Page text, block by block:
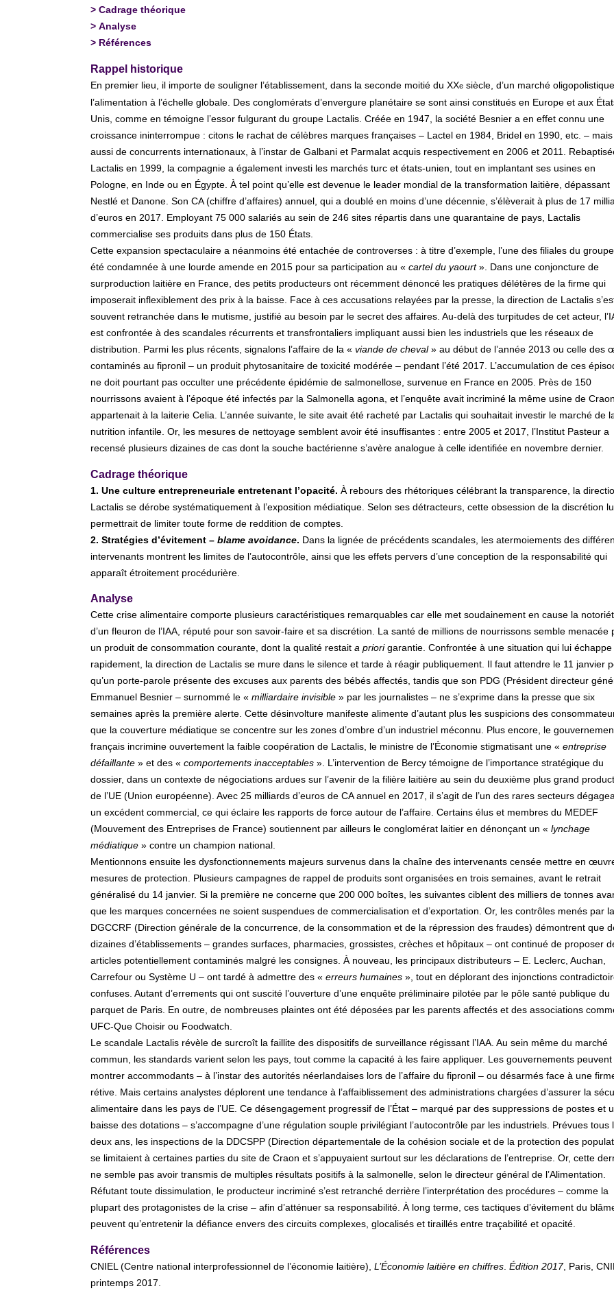
> Cadrage théorique
> Analyse
> Références
Rappel historique
En premier lieu, il importe de souligner l’établissement, dans la seconde moitié du XXe siècle, d’un marché
l’alimentation à l’échelle globale. Des conglomérats d’envergure planétaire se sont ainsi constitués en Europe et aux
Unis, comme en témoigne l’essor fulgurant du groupe Lactalis. Créée en 1947, la société Besnier a en effet connu une
croissance ininterrompue : citons le rachat de célèbres marques françaises – Lactel en 1984, Bridel en 1990, etc. – mais
aussi de concurrents internationaux, à l’instar de Galbani et Parmalat acquis respectivement en 2006 et 2011.
Lactalis en 1999, la compagnie a également investi les marchés turc et états-unien, tout en implantant ses usines en
Pologne, en Inde ou en Égypte. À tel point qu’elle est devenue le leader mondial de la transformation laitière, dépassant
Nestlé et Danone. Son CA (chiffre d’affaires) annuel, qui a doublé en moins d’une décennie, s’élèverait à plus de 17
d’euros en 2017. Employant 75 000 salariés au sein de 246 sites répartis dans une quarantaine de pays, Lactalis
commercialise ses produits dans plus de 150 États.
Cette expansion spectaculaire a néanmoins été entachée de controverses : à titre d’exemple, l’une des filiales du
été condamnée à une lourde amende en 2015 pour sa participation au « cartel du yaourt». Dans une conjoncture de
surproduction laitière en France, des petits producteurs ont récemment dénoncé les pratiques délétères de la firme qui
imposerait inflexiblement des prix à la baisse. Face à ces accusations relayées par la presse, la direction de Lactalis
souvent retranchée dans le mutisme, justifié au besoin par le secret des affaires. Au-delà des turpitudes de cet acteur,
est confrontée à des scandales récurrents et transfrontaliers impliquant aussi bien les industriels que les réseaux de
distribution. Parmi les plus récents, signalons l’affaire de la « viande de cheval» au début de l’année 2013 ou celle des
contaminés au fipronil – un produit phytosanitaire de toxicité modérée – pendant l’été 2017. L’accumulation de ces
ne doit pourtant pas occulter une précédente épidémie de salmonellose, survenue en France en 2005. Près de 150
nourrissons avaient à l’époque été infectés par la Salmonella agona, et l’enquête avait incriminé la même usine de
appartenait à la laiterie Celia. L’année suivante, le site avait été racheté par Lactalis qui souhaitait investir le marché de
nutrition infantile. Or, les mesures de nettoyage semblent avoir été insuffisantes : entre 2005 et 2017, l’Institut Pasteur a
recensé plusieurs dizaines de cas dont la souche bactérienne s’avère analogue à celle identifiée en novembre dernier.
Cadrage théorique
1. Une culture entrepreneuriale entretenant l’opacité. À rebours des rhétoriques célébrant la transparence, la
Lactalis se dérobe systématiquement à l’exposition médiatique. Selon ses détracteurs, cette obsession de la discrétion
permettrait de limiter toute forme de reddition de comptes.
2. Stratégies d’évitement – blame avoidance. Dans la lignée de précédents scandales, les atermoiements des
intervenants montrent les limites de l’autocontrôle, ainsi que les effets pervers d’une conception de la responsabilité qui
apparaît étroitement procédurière.
Analyse
Cette crise alimentaire comporte plusieurs caractéristiques remarquables car elle met soudainement en cause la
d’un fleuron de l’IAA, réputé pour son savoir-faire et sa discrétion. La santé de millions de nourrissons semble menacée
un produit de consommation courante, dont la qualité restait a priorigarantie. Confrontée à une situation qui lui échappe
rapidement, la direction de Lactalis se mure dans le silence et tarde à réagir publiquement. Il faut attendre le 11 janvier
qu’un porte-parole présente des excuses aux parents des bébés affectés, tandis que son PDG (Président directeur
Emmanuel Besnier – surnommé le « milliardaire invisible » par les journalistes – ne s’exprime dans la presse que six
semaines après la première alerte. Cette désinvolture manifeste alimente d’autant plus les suspicions des
que la couverture médiatique se concentre sur les zones d’ombre d’un industriel méconnu. Plus encore, le
français incrimine ouvertement la faible coopération de Lactalis, le ministre de l’Économie stigmatisant une « entreprise
défaillante » et des « comportements inacceptables ». L’intervention de Bercy témoigne de l’importance stratégique du
dossier, dans un contexte de négociations ardues sur l’avenir de la filière laitière au sein du deuxième plus grand
de l’UE (Union européenne). Avec 25 milliards d’euros de CA annuel en 2017, il s’agit de l’un des rares secteurs
un excédent commercial, ce qui éclaire les rapports de force autour de l’affaire. Certains élus et membres du MEDEF
(Mouvement des Entreprises de France) soutiennent par ailleurs le conglomérat laitier en dénonçant un « lynchage
médiatique » contre un champion national.
Mentionnons ensuite les dysfonctionnements majeurs survenus dans la chaîne des intervenants censée mettre en
mesures de protection. Plusieurs campagnes de rappel de produits sont organisées en trois semaines, avant le retrait
généralisé du 14 janvier. Si la première ne concerne que 200 000 boîtes, les suivantes ciblent des milliers de tonnes
que les marques concernées ne soient suspendues de commercialisation et d’exportation. Or, les contrôles menés par la
DGCCRF (Direction générale de la concurrence, de la consommation et de la répression des fraudes) démontrent que
dizaines d’établissements – grandes surfaces, pharmacies, grossistes, crèches et hôpitaux – ont continué de proposer
articles potentiellement contaminés malgré les consignes. À nouveau, les principaux distributeurs – E. Leclerc, Auchan,
Carrefour ou Système U – ont tardé à admettre des « erreurs humaines », tout en déplorant des injonctions
confuses. Autant d’errements qui ont suscité l’ouverture d’une enquête préliminaire pilotée par le pôle santé publique du
parquet de Paris. En outre, de nombreuses plaintes ont été déposées par les parents affectés et des associations
UFC-Que Choisir ou Foodwatch.
Le scandale Lactalis révèle de surcroît la faillite des dispositifs de surveillance régissant l’IAA. Au sein même du marché
commun, les standards varient selon les pays, tout comme la capacité à les faire appliquer. Les gouvernements peuvent
montrer accommodants – à l’instar des autorités néerlandaises lors de l’affaire du fipronil – ou désarmés face à une
rétive. Mais certains analystes déplorent une tendance à l’affaiblissement des administrations chargées d’assurer la
alimentaire dans les pays de l’UE. Ce désengagement progressif de l’État – marqué par des suppressions de postes et
baisse des dotations – s’accompagne d’une régulation souple privilégiant l’autocontrôle par les industriels. Prévues tous
deux ans, les inspections de la DDCSPP (Direction départementale de la cohésion sociale et de la protection des
se limitaient à certaines parties du site de Craon et s’appuyaient surtout sur les déclarations de l’entreprise. Or, cette
ne semble pas avoir transmis de multiples résultats positifs à la salmonelle, selon le directeur général de l’Alimentation.
Réfutant toute dissimulation, le producteur incriminé s’est retranché derrière l’interprétation des procédures – comme la
plupart des protagonistes de la crise – afin d’atténuer sa responsabilité. À long terme, ces tactiques d’évitement du
peuvent qu’entretenir la défiance envers des circuits complexes, glocalisés et tiraillés entre traçabilité et opacité.
Références
CNIEL (Centre national interprofessionnel de l’économie laitière), L’Économie laitière en chiffres. Édition 2017, Paris,
printemps 2017.